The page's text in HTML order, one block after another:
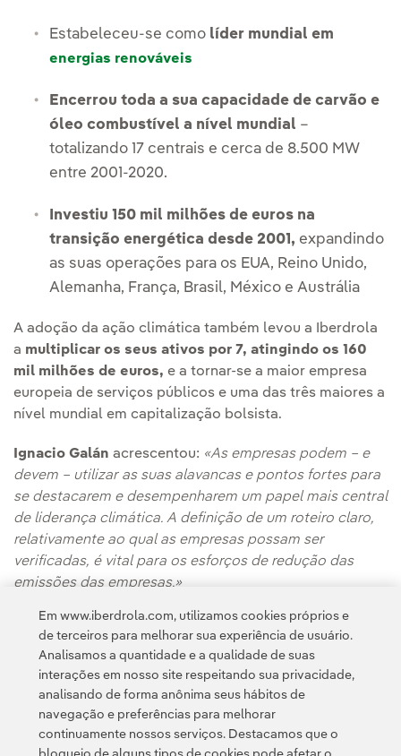
Estabeleceu-se como líder mundial em
energias renováveis
Encerrou toda a sua capacidade de carvão e
óleo combustível a nível mundial –
totalizando 17 centrais e cerca de 8.500 MW
entre 2001-2020.
Investiu 150 mil milhões de euros na
transição energética desde 2001, expandindo
as suas operações para os EUA, Reino Unido,
Alemanha, França, Brasil, México e Austrália
A adoção da ação climática também levou a Iberdrola
a multiplicar os seus ativos por 7, atingindo os 160
mil milhões de euros, e a tornar-se a maior empresa
europeia de serviços públicos e uma das três maiores a
nível mundial em capitalização bolsista.
Ignacio Galán acrescentou: «As empresas podem – e
devem – utilizar as suas alavancas e pontos fortes para
se destacarem e desempenharem um papel mais central
de liderança climática. A definição de um roteiro claro,
relativamente ao qual as empresas possam ser
verificadas, é vital para os esforços de redução das
emissões das empresas.»
Política de Privacidade Informação legal
Em www.iberdrola.com, utilizamos cookies próprios e
de terceiros para melhorar sua experiência de usuário.
Analisamos a quantidade e a qualidade de suas
interações em nosso site respeitando sua privacidade,
analisando de forma anônima seus hábitos de
navegação e preferências para melhorar
continuamente nossos serviços. Destacamos que o